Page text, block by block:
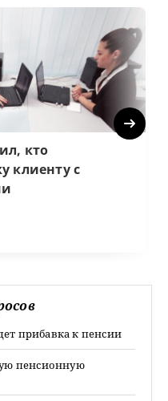
кто
клиенту с
Next
прибавка к пенсии
пенсионную